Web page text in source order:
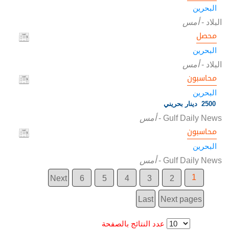
البحرين
البلاد -أمس
محصل
البحرين
البلاد -أمس
محاسبون
البحرين
2500 دينار بحريني
Gulf Daily News
-أمس
محاسبون
البحرين
Gulf Daily News
-أمس
1
2
3
4
5
6
Next
Next pages
Last
عدد النتائج بالصفحة